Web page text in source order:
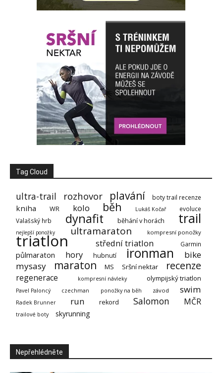
Tag Cloud
ultra-trail rozhovor plavání boty trail recenze
kniha WR kolo běh Lukáš Kočař
evoluce
Valašský hrb
dynafit běhání v horách trail
nejlepší ponožky ultramaraton kompresní ponožky
triatlon střední triatlon Garmin
půlmaraton hory hubnutí ironman
bike
mysasy
maraton MS Sršní nektar recenze
regenerace kompresní návleky olympijský triatlon
Pavel Paloncý czechman ponožky na běh závod swim
Radek Brunner run rekord Salomon MČR
trailové boty skyrunning
Nepřehlédněte